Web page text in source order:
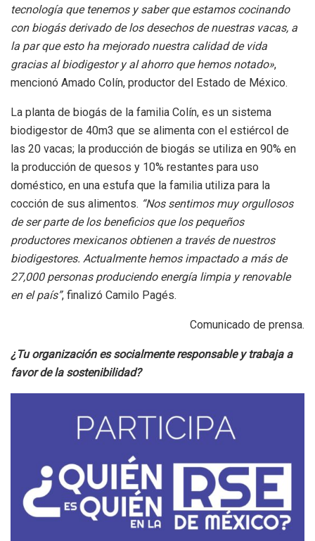
tecnología que tenemos y saber que estamos cocinando
con biogás derivado de los desechos de nuestras vacas, a
la par que esto ha mejorado nuestra calidad de vida
gracias al biodigestor y al ahorro que hemos notado»,
mencionó Amado Colín, productor del Estado de México.
La planta de biogás de la familia Colín, es un sistema
biodigestor de 40m3 que se alimenta con el estiércol de
las 20 vacas; la producción de biogás se utiliza en 90% en
la producción de quesos y 10% restantes para uso
doméstico, en una estufa que la familia utiliza para la
cocción de sus alimentos. “Nos sentimos muy orgullosos
de ser parte de los beneficios que los pequeños
productores mexicanos obtienen a través de nuestros
biodigestores. Actualmente hemos impactado a más de
27,000 personas produciendo energía limpia y renovable
en el país”, finalizó Camilo Pagés.
Comunicado de prensa.
¿Tu organización es socialmente responsable y trabaja a
favor de la sostenibilidad?